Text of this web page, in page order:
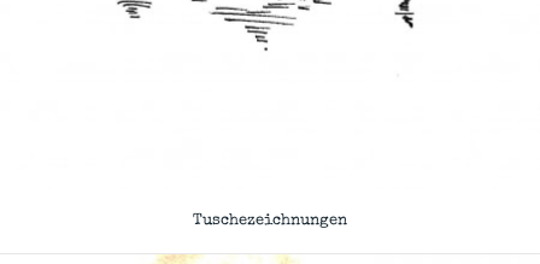
Tuschezeichnungen